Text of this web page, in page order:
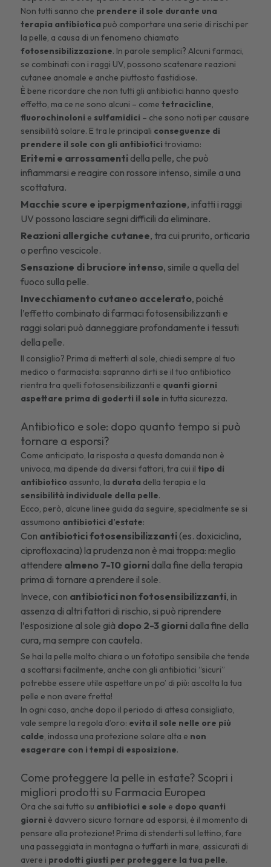
Non tutti sanno che prendere il sole durante una
terapia antibioticapuò comportare una serie di rischi per
la pelle, a causa di un fenomeno chiamato
fotosensibilizzazione. In parole semplici? Alcuni farmaci,
se combinati con i raggi UV, possono scatenare reazioni
cutanee anomale e anche piuttosto fastidiose.
È bene ricordare che non tutti gli antibiotici hanno questo
effetto, ma ce ne sono alcuni – cometetracicline,
fluorochinoloni e sulfamidici – che sono noti per causare
sensibilità solare. E tra le principali conseguenze di
prendere il sole con gli antibioticitroviamo:
Eritemi e arrossamenti della pelle, che può
infiammarsi e reagire con rossore intenso, simile a una
scottatura.
Macchie scure e iperpigmentazione, infatti i raggi
UV possono lasciare segni difficili da eliminare.
Reazioni allergiche cutanee, tra cui prurito, orticaria
o perfino vescicole.
Sensazione di bruciore intenso, simile a quella del
fuoco sulla pelle.
Invecchiamento cutaneo accelerato, poiché
l’effetto combinato di farmaci fotosensibilizzanti e
raggi solari può danneggiare profondamente i tessuti
della pelle.
Il consiglio? Prima di metterti al sole, chiedi sempre al tuo
medico o farmacista: sapranno dirti se il tuo antibiotico
rientra tra quelli fotosensibilizzanti e quanti giorni
aspettare prima di goderti il sole in tutta sicurezza.
Antibiotico e sole: dopo quanto tempo si può
tornare a esporsi?
Come anticipato, la risposta a questa domanda non è
univoca, ma dipende da diversi fattori, tra cui il tipo di
antibiotico assunto, la durata della terapia e la
sensibilità individuale della pelle.
Ecco, però, alcune linee guida da seguire, specialmente se si
assumono antibiotici d’estate:
Con antibiotici fotosensibilizzanti (es. doxiciclina,
ciprofloxacina) la prudenza non è mai troppa: meglio
attendere almeno 7-10 giorni dalla fine della terapia
prima di tornare a prendere il sole.
Invece, con antibiotici non fotosensibilizzanti, in
assenza di altri fattori di rischio, si può riprendere
l’esposizione al sole già dopo 2-3 giorni dalla fine della
cura, ma sempre con cautela.
Se hai la pelle molto chiara o unfototipo sensibile che tende
a scottarsi facilmente, anche con gli antibiotici “sicuri”
potrebbe essere utile aspettare un po’ di più: ascolta la tua
pelle e non avere fretta!
In ogni caso, anche dopo il periodo di attesa consigliato,
vale sempre la regola d’oro: evita il sole nelle ore più
calde, indossa una protezione solare alta e non
esagerare con i tempi di esposizione.
Come proteggere la pelle in estate? Scopri i
migliori prodotti su Farmacia Europea
Ora che sai tutto su antibiotici e sole e dopo quanti
giorni è davvero sicuro tornare ad esporsi, è il momento di
pensare alla protezione! Prima di stenderti sul lettino, fare
una passeggiata in montagna o tuffarti in mare, assicurati di
avere i prodotti giusti per proteggere la tua pelle.